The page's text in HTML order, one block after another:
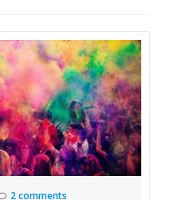
2 comments